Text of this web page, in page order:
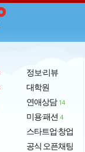
정보·리뷰
대학원
연애상담 14
미용·패션 4
스타트업·창업
공식 오픈채팅